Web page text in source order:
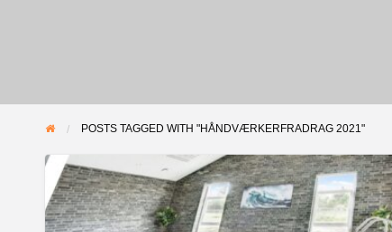
POSTS TAGGED WITH "HÅNDVÆRKERFRADRAG 2021"